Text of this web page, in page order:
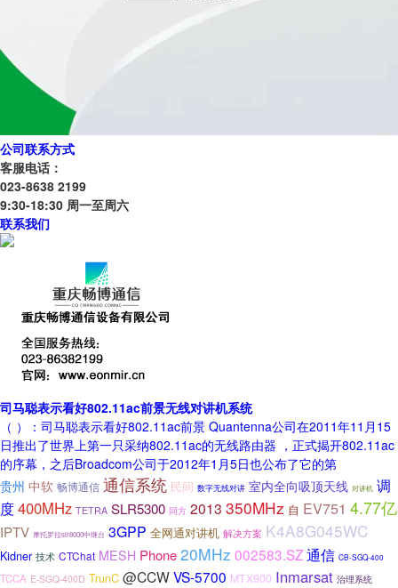
公司联系方式
客服电话：
023-8638 2199
9:30-18:30 周一至周六
联系我们
司马聪表示看好802.11ac前景无线对讲机系统
（ ）：司马聪表示看好802.11ac前景 Quantenna公司在2011年11月15
日推出了世界上第一只采纳802.11ac的无线路由器 ，正式揭开802.11ac
的序幕，之后Broadcom公司于2012年1月5日也公布了它的第
贵州 中软 畅博通信 通信系统 民间 数字无线对讲 室内全向吸顶天线 对讲机 调
度400MHz TETRA SLR5300 同方 2013 350MHz 自 EV751 4.77亿
IPTV 摩托罗拉slr8000中继台 3GPP 全网通对讲机 解决方案 K4A8G045WC
Kidner 技术 CTChat MESH Phone20MHz 002583.SZ通信 CB-SGQ-400
TCCA E-SGQ-400D TrunC @CCWVS-5700 MTX900 Inmarsat 治理系统